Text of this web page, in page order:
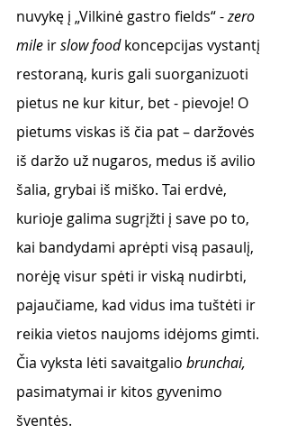
nuvykę į „Vilkinė gastro fields“ - zero
mile ir slow food koncepcijas vystantį
restoraną, kuris gali suorganizuoti
pietus ne kur kitur, bet - pievoje! O
pietums viskas iš čia pat – daržovės
iš daržo už nugaros, medus iš avilio
šalia, grybai iš miško. Tai erdvė,
kurioje galima sugrįžti į save po to,
kai bandydami aprėpti visą pasaulį,
norėję visur spėti ir viską nudirbti,
pajaučiame, kad vidus ima tuštėti ir
reikia vietos naujoms idėjoms gimti.
Čia vyksta lėti savaitgalio brunchai,
pasimatymai ir kitos gyvenimo
šventės.